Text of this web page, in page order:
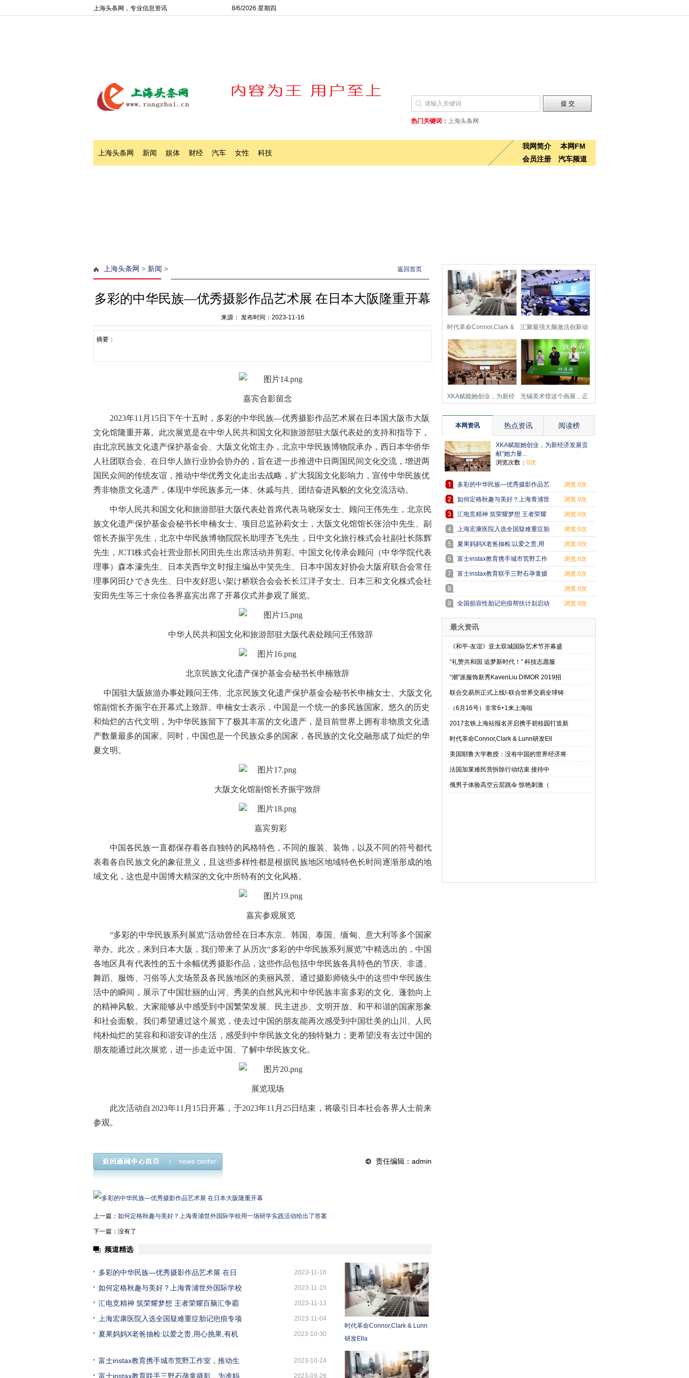
上海头条网，专业信息资讯 8/6/2026 星期四
热门关键词： 上海头条网
上海头条网 新闻 娱体 财经 汽车 女性 科技
本网FM
我网简介
汽车频道
会员注册
上海头条网 > 新闻 > 返回首页
多彩的中华民族—优秀摄影作品艺术展 在日本大阪隆重开幕
来源： 发布时间：2023-11-16
摘要：
嘉宾合影留念
2023年11 月 15日 下午十五时 ， 多彩的中华民族—优秀摄影作品艺术展在 日本国大阪市大阪
文化馆隆重开幕。此次展览是在中华人民共和国文化和旅游部驻大阪代表处的支持和指导下，
由北京民族文化遗产保护基金会 、大阪文化馆主办 ， 北京中华民族博物院承办，西日本华侨华
人社团联合会、在日华人旅行业协会协办的，旨在进一步推进中日两国民间文化交流，增进两
国民众间的传统友谊，推动中华优秀文化走出去战略，扩大我国文化影响力，宣传中华民族优
秀非物质文化遗产，体现中华民族多元一体、休戚与共、团结奋进风貌的文化交流活动。
中华人民共和国文化和旅游部驻大阪代表处首席代表马晓琛女士、顾问王伟先生，北京民
族文化遗产保护基金会秘书长申楠女士、项目总监孙莉女士，大阪文化馆馆长张治中先生、副
馆长齐振宇先生，北京中华民族博物院院长助理齐飞先生，日中文化旅行株式会社副社长陈辉
先生，JCTI株式会社营业部长冈田先生出席活动并剪彩。中国文化传承会顾问（中华学院代表
理事）森本濠先生、日本关西华文时报主编丛中笑先生、日本中国友好协会大阪府联合会常任
理事冈田ひでき先生、日中友好思い架け桥联合会会长长江洋子女士、日本三和文化株式会社
安田先生等三十余位各界嘉宾出席了开幕仪式并参观了展览。
中华人民共和国文化和旅游部驻大阪代表处顾问王伟致辞
北京民族文化遗产保护基金会秘书长申楠致辞
中国驻大阪旅游办事处顾问王伟、北京民族文化遗产保护基金会秘书长申楠女士、大阪文化
馆副馆长齐振宇在开幕式上致辞。申楠女士表示，中国是一个统一的多民族国家。悠久的历史
和灿烂的古代文明，为中华民族留下了极其丰富的文化遗产，是目前世界上拥有非物质文化遗
产数量最多的国家。同时，中国也是一个民族众多的国家，各民族的文化交融形成了灿烂的华
夏文明。
大阪文化馆副馆长齐振宇致辞
嘉宾剪彩
中国各民族一直都保存着各自独特的风格特色，不同的服装、装饰，以及不同的符号都代
表着各自民族文化的象征意义，且这些多样性都是根据民族地区地域特色长时间逐渐形成的地
域文化，这也是中国博大精深的文化中所特有的文化风格。
嘉宾参观展览
“多彩的中华民族系列展览”活动曾经在日本东京、韩国、泰国、缅甸、意大利等多个国家
举办。此次，来到日本大阪，我们带来了从历次“多彩的中华民族系列展览”中精选出的，中国
各地区具有代表性的五十余幅优秀摄影作品，这些作品包括中华民族各具特色的节庆、非遗、
舞蹈、服饰、习俗等人文场景及各民族地区的美丽风景。通过摄影师镜头中的这些中华民族生
活中的瞬间，展示了中国壮丽的山河、秀美的自然风光和中华民族丰富多彩的文化、蓬勃向上
的精神风貌。大家能够从中感受到中国繁荣发展、民主进步、文明开放、和平和谐的国家形象
和社会面貌。我们希望通过这个展览，使去过中国的朋友能再次感受到中国壮美的山川、人民
纯朴灿烂的笑容和和谐安详的生活，感受到中华民族文化的独特魅力；更希望没有去过中国的
朋友能通过此次展览，进一步走近中国、了解中华民族文化。
展览现场
此次活动自 2023年11月15日开幕，于2023年11月25日结束，将吸引日本社会各界人士前来
参观。
责任编辑：admin
上一篇： 如何定格秋趣与美好？上海青浦世外国际学校用一场研学实践活动给出了答案
下一篇：没有了
频道精选
多彩的中华民族—优秀摄影作品艺术展 在日 2023-11-16
如何定格秋趣与美好？上海青浦世外国际学校 2023-11-15
汇电竞精神 筑荣耀梦想 王者荣耀百脑汇争霸 2023-11-13
上海宏康医院入选全国疑难重症胎记疤痕专项 2023-11-04
夏果妈妈X老爸抽检:以爱之责,用心挑果,有机 2023-10-30
富士instax教育携手城市荒野工作室，推动生 2023-10-24
富士instax教育联手三野石孕童摄影，为准妈 2023-09-26
时代革命Connor,Clark & Lunn
研发Ella
时代革命Connor,Clark &
Lunn研发Ella
汇聚最强大脑激活创新动
能，以赛促转赋能湾
XKA赋能她创业，为新经 无锡美术馆这个画展，正
本网资讯
热点资讯 阅读榜
XKA赋能她创业，为新经济发展贡
献“她力量...
浏览次数： 0次
多彩的中华民族—优秀摄影作品艺
术展 在日
浏览:0次
如何定格秋趣与美好？上海青浦世
外国际学校
浏览:0次
汇电竞精神 筑荣耀梦想 王者荣耀
百脑汇争霸
浏览:0次
上海宏康医院入选全国疑难重症胎
记疤痕专项
浏览:0次
夏果妈妈X老爸抽检:以爱之责,用
心挑果,有机
浏览:0次
富士instax教育携手城市荒野工作
室，推动生
浏览:0次
富士instax教育联手三野石孕童摄
浏览:0次
浏览:0次
全国损容性胎记疤痕帮扶计划启动
上海宏康
浏览:0次
最火资讯
· 《和平-友谊》亚太双城国际艺术节开幕盛
·“礼赞共和国 追梦新时代！” 科技志愿服
·“潮”派服饰新秀KavenLiu DIMOR 2019招
·联合交易所正式上线!-联合世界交易全球铸
· （6月16号）非常6+1来上海啦
·2017玄铁上海站报名开启携手碧桂园打造新
·时代革命Connor,Clark & Lunn研发Ell
·美国耶鲁大学教授：没有中国的世界经济将
·法国加莱难民营拆除行动结束 接待中
·俄男子体验高空云层跳伞 惊艳刺激（